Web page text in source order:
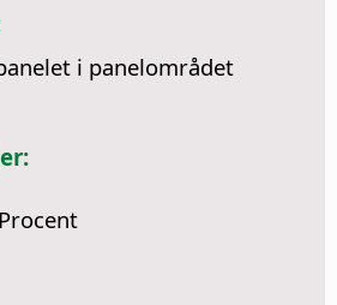
i panelområdet